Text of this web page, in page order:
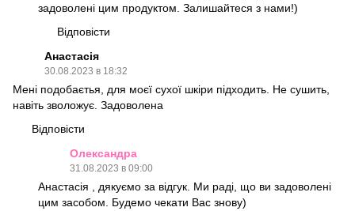
задоволені цим продуктом. Залишайтеся з нами!)
Відповісти
Анастасія
30.08.2023 в 18:32
Мені подобаєтья, для моєї сухої шкіри підходить. Не сушить,
навіть зволожує. Задоволена
Відповісти
Олександра
31.08.2023 в 09:00
Анастасія , дякуємо за відгук. Ми раді, що ви задоволені
цим засобом. Будемо чекати Вас знову)